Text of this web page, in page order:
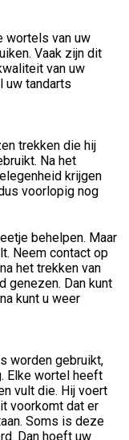
wortels van uw
Vaak zijn dit
van uw
uw tandarts
trekken die hij
Na het
krijgen
voorlopig nog
behelpen. Maar
Neem contact op
het trekken van
genezen. Dan kunt
kunt u weer
worden gebruikt,
Elke wortel heeft
vult die. Hij voert
voorkomt dat er
Soms is deze
Dan hoeft uw